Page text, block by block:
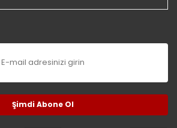
Şimdi Abone Ol